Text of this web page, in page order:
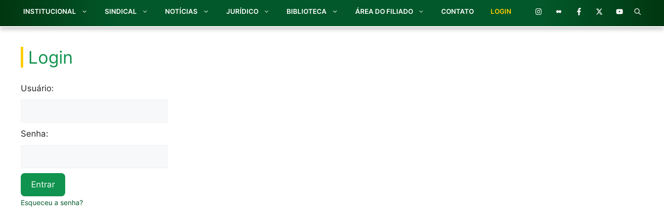
INSTITUCIONAL SINDICAL NOTÍCIAS JURÍDICO BIBLIOTECA ÁREA DO FILIADO CONTATO LOGIN
Login
Usuário:
Senha:
Entrar
Esqueceu a senha?